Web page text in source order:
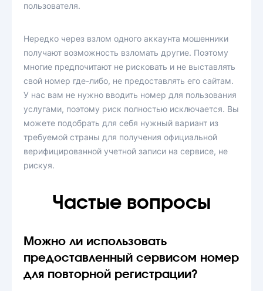
пользователя.
Нередко через взлом одного аккаунта мошенники
получают возможность взломать другие. Поэтому
многие предпочитают не рисковать и не выставлять
свой номер где-либо, не предоставлять его сайтам.
У нас вам не нужно вводить номер для пользования
услугами, поэтому риск полностью исключается. Вы
можете подобрать для себя нужный вариант из
требуемой страны для получения официальной
верифицированной учетной записи на сервисе, не
рискуя.
Частые вопросы
Можно ли использовать
предоставленный сервисом номер
для повторной регистрации?